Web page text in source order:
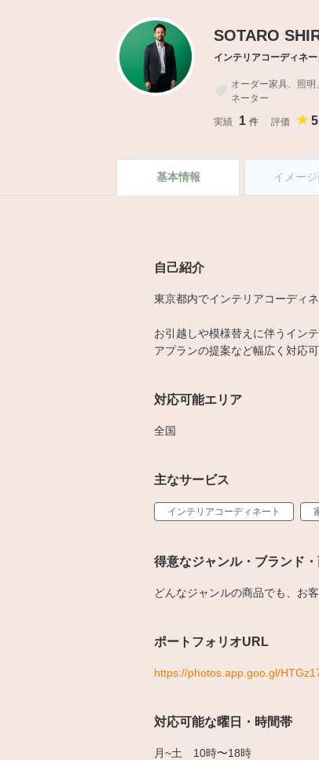
SOTARO
インテリアコーディネ
オーダー家具、照
ネーター
実績 1 件 評価
基本情報 イメー
自己紹介
東京都内でインテリアコーディ
お引越しや模様替えに伴うイン
アプランの提案など幅広く対応
対応可能エリア
全国
主なサービス
インテリアコーディネート
得意なジャンル・ブランド
どんなジャンルの商品でも、お
ポートフォリオURL
https://photos.app.goo.gl/
対応可能な曜日・時間帯
月~土 10時〜18時